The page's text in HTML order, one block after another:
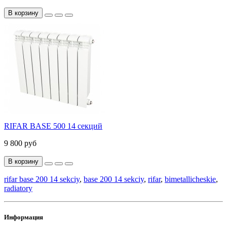
В корзину
RIFAR BASE 500 14 секций
9 800 руб
В корзину
rifar base 200 14 sekciy, base 200 14 sekciy, rifar, bimetallicheskie,
radiatory
Информация